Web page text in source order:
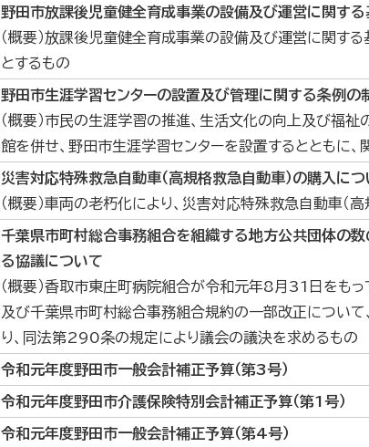
野田市放課後児童健全育成事業の設備及び運営に関す
（概要）放課後児童健全育成事業の設備及び運営に関す
とするもの
野田市生涯学習センターの設置及び管理に関する条例の
（概要）市民の生涯学習の推進、生活文化の向上及び福
館を併せ、野田市生涯学習センターを設置するとともに
災害対応特殊救急自動車（高規格救急自動車）の購入につ
（概要）車両の老朽化により、災害対応特殊救急自動車（
千葉県市町村総合事務組合を組織する地方公共団体の
る協議について
（概要）香取市東庄町病院組合が令和元年8月31日をも
及び千葉県市町村総合事務組合規約の一部改正につい
り、同法第290条の規定により議会の議決を求めるもの
令和元年度野田市一般会計補正予算（第3号）
令和元年度野田市介護保険特別会計補正予算（第1号）
令和元年度野田市一般会計補正予算（第4号）